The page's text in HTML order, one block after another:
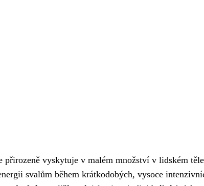
vyskytuje v malém množství v lidském
svalům během krátkodobých, vysoce